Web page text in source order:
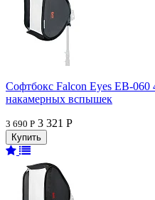
Софтбокс Falcon Eyes EB-060
накамерных вспышек
3 690 Р 3 321 Р